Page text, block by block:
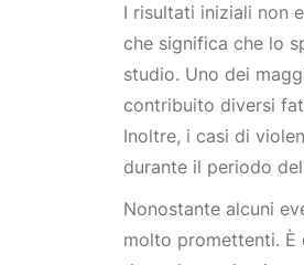
I risultati iniziali non
che significa che lo
studio. Uno dei
contribuito diversi
Inoltre, i casi di
durante il periodo
Nonostante alcuni
molto promettenti. È